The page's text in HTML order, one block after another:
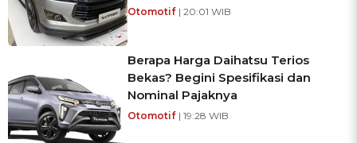
Otomotif | 20:01 WIB
Berapa Harga Daihatsu Terios
Bekas? Begini Spesifikasi dan
Nominal Pajaknya
Otomotif | 19:28 WIB